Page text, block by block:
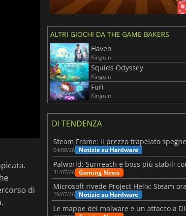
di
ALTRI GIOCHI DA THE GAME BAKERS
Haven
Kinguin
Squids Odyssey
Kinguin
Furi
Kinguin
DI TENDENZA
04/08/26 Notizie su Hardware
31/07/26 Gaming News
Microsoft rivede Project Helix: Steam
29/07/26 Notizie su Hardware